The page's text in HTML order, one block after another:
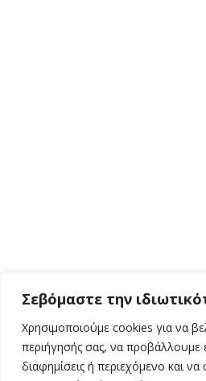
Σεβόμαστε την
Χρησιμοποιούμε cookies για να
περιήγησής σας, να προβάλλουμε
διαφημίσεις ή περιεχόμενο και